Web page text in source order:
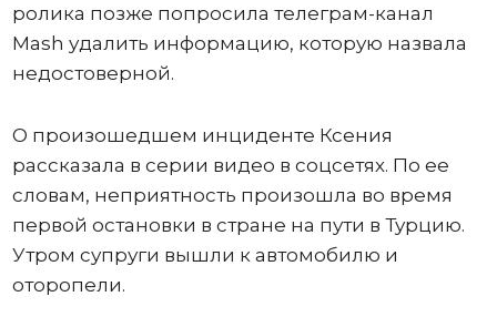
ролика позже попросила телеграм-канал
Mash удалить информацию, которую назвала
недостоверной.
О произошедшем инциденте Ксения
рассказала в серии видео в соцсетях. По ее
словам, неприятность произошла во время
первой остановки в стране на пути в Турцию.
Утром супруги вышли к автомобилю и
оторопели.